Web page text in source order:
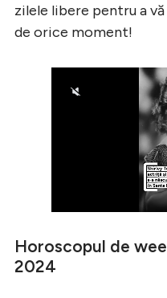
zilele libere pentru a
de orice moment!
Horoscopul de
2024